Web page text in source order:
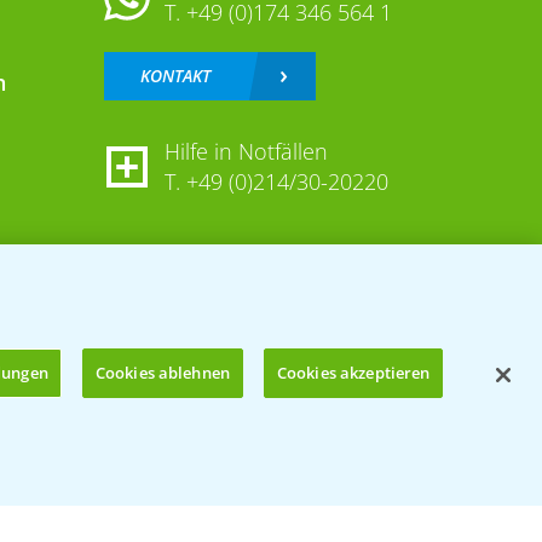
T. +49 (0)174 346 564 1
KONTAKT
Hilfe in Notfällen
T. +49 (0)214/30-20220
Cookies ablehnen Cookies akzeptieren